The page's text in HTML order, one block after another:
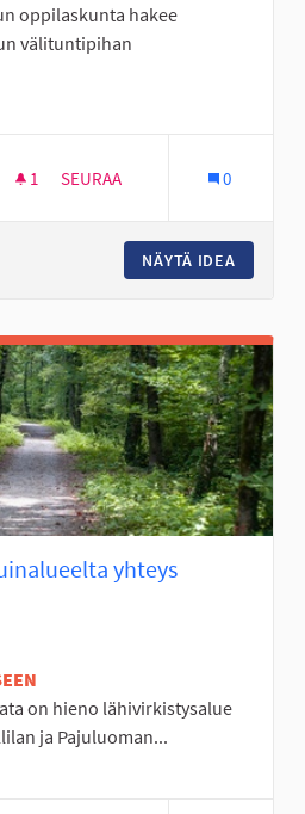
oppilaskunta hakee
välituntipihan
Läntinen Seinäjoki
1 1 SEURAAJA
SEURAA 0
NÄYTÄ IDEA
yhteys
on hieno lähivirkistysalue
ja Pajuluoman...
Läntinen Seinäjoki